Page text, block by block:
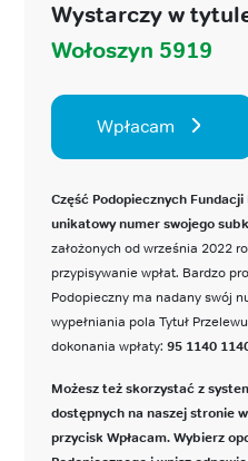
Wystarczy w
Wołoszyn 5919
Wpłacam
Część Podopiecznych
unikatowy numer swojego
założonych od września 2022
przypisywanie wpłat. Bardzo
Podopieczny ma nadany swój
wypełniania pola Tytuł
dokonania wpłaty: 95 1140
Możesz też skorzystać z
dostępnych na naszej stronie
przycisk Wpłacam. Wybierz